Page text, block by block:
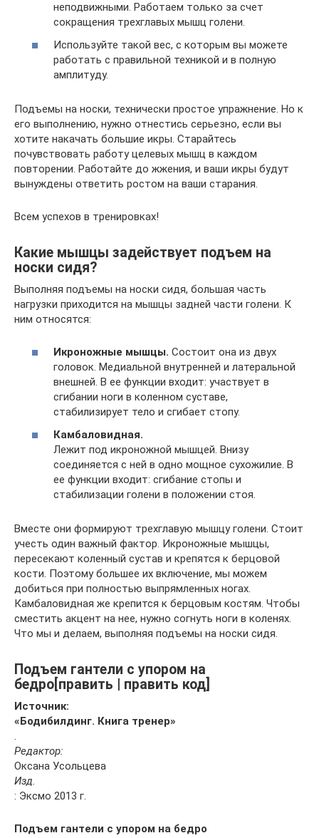
неподвижными. Работаем только за счет
сокращения трехглавых мышц голени.
Используйте такой вес, с которым вы можете
работать с правильной техникой и в полную
амплитуду.
Подъемы на носки, технически простое упражнение. Но к
его выполнению, нужно отнестись серьезно, если вы
хотите накачать большие икры. Старайтесь
почувствовать работу целевых мышц в каждом
повторении. Работайте до жжения, и ваши икры будут
вынуждены ответить ростом на ваши старания.
Всем успехов в тренировках!
Какие мышцы задействует подъем на
носки сидя?
Выполняя подъемы на носки сидя, большая часть
нагрузки приходится на мышцы задней части голени. К
ним относятся:
Икроножные мышцы. Состоит она из двух
головок. Медиальной внутренней и латеральной
внешней. В ее функции входит: участвует в
сгибании ноги в коленном суставе,
стабилизирует тело и сгибает стопу.
Камбаловидная.
Лежит под икроножной мышцей. Внизу
соединяется с ней в одно мощное сухожилие. В
ее функции входит: сгибание стопы и
стабилизации голени в положении стоя.
Вместе они формируют трехглавую мышцу голени. Стоит
учесть один важный фактор. Икроножные мышцы,
пересекают коленный сустав и крепятся к берцовой
кости. Поэтому большее их включение, мы можем
добиться при полностью выпрямленных ногах.
Камбаловидная же крепится к берцовым костям. Чтобы
сместить акцент на нее, нужно согнуть ноги в коленях.
Что мы и делаем, выполняя подъемы на носки сидя.
Подъем гантели с упором на
бедро[править | править код]
Источник:
«Бодибилдинг. Книга тренер»
Редактор:
Оксана Усольцева
Изд.
: Эксмо 2013 г.
Подъем гантели с упором на бедро